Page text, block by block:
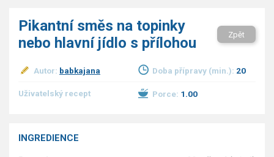
hovězí, telecí
vepřové
ryby
ostatní maso
Bezmasé a zeleninové
Pikantní směs na topinky
nebo hlavní jídlo s přílohou
Zpět
Autor: babkajana Doba přípravy (min.): 20
Uživatelský recept Porce: 1.00
INGREDIENCE